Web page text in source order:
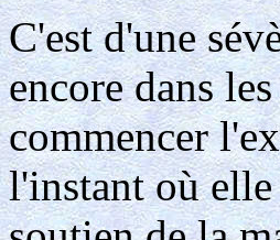
C'est d'une
encore dans
commencer
l'instant où